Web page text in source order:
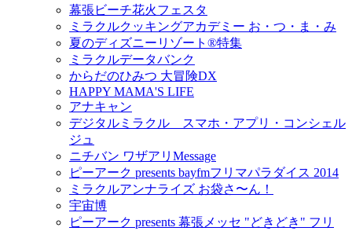
幕張ビーチ花火フェスタ
ミラクルクッキングアカデミー お・つ・ま・み
夏のディズニーリゾート®特集
ミラクルデータバンク
からだのひみつ 大冒険DX
HAPPY MAMA'S LIFE
アナキャン
デジタルミラクル スマホ・アプリ・コンシェル
ジュ
ニチバン ワザアリMessage
ピーアーク presents bayfmフリマパラダイス 2014
ミラクルアンナライズ お袋さ〜ん！
宇宙博
ピーアーク presents 幕張メッセ "どきどき" フリ